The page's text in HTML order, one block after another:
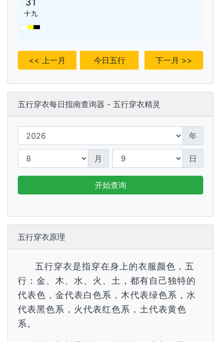
十九
<< 上一月 今日五行 下一月 >>
五行穿衣每日指南查询器 - 五行穿衣精灵
年
月 日
开始查询
五行穿衣原理
五行穿衣是指穿在身上的衣服颜色，五
行：金、木、水、火、土，都有自己独特的
代表色，金代表白色系，木代表绿色系，水
代表黑色系，火代表红色系，土代表黄色
系。